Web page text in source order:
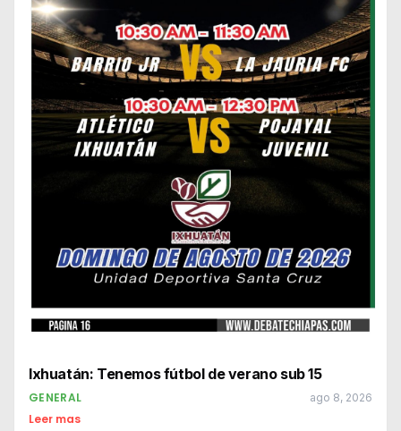
Ixhuatán: Tenemos fútbol de verano sub 15
GENERAL ago 8, 2026
Leer mas